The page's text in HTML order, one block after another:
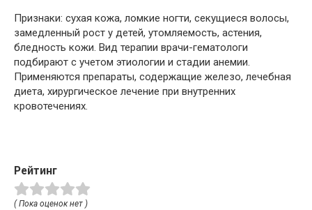
Признаки: сухая кожа, ломкие ногти, секущиеся волосы,
замедленный рост у детей, утомляемость, астения,
бледность кожи. Вид терапии врачи-гематологи
подбирают с учетом этиологии и стадии анемии.
Применяются препараты, содержащие железо, лечебная
диета, хирургическое лечение при внутренних
кровотечениях.
Рейтинг
( Пока оценок нет )